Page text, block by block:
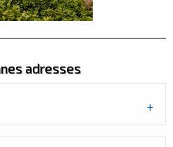
adresses